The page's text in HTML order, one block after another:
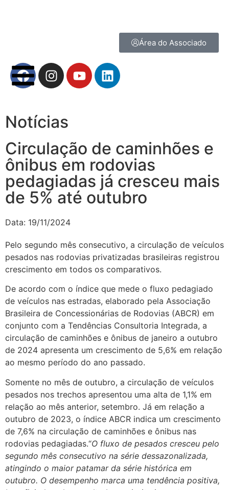
Área do Associado
Notícias
Circulação de caminhões e
ônibus em rodovias
pedagiadas já cresceu mais
de 5% até outubro
Data: 19/11/2024
Pelo segundo mês consecutivo, a circulação de veículos
pesados nas rodovias privatizadas brasileiras registrou
crescimento em todos os comparativos.
De acordo com o índice que mede o fluxo pedagiado
de veículos nas estradas, elaborado pela Associação
Brasileira de Concessionárias de Rodovias (ABCR) em
conjunto com a Tendências Consultoria Integrada, a
circulação de caminhões e ônibus de janeiro a outubro
de 2024 apresenta um crescimento de 5,6% em relação
ao mesmo período do ano passado.
Somente no mês de outubro, a circulação de veículos
pesados nos trechos apresentou uma alta de 1,1% em
relação ao mês anterior, setembro. Já em relação a
outubro de 2023, o índice ABCR indica um crescimento
de 7,6% na circulação de caminhões e ônibus nas
rodovias pedagiadas.“O fluxo de pesados cresceu pelo
segundo mês consecutivo na série dessazonalizada,
atingindo o maior patamar da série histórica em
outubro. O desempenho marca uma tendência positiva,